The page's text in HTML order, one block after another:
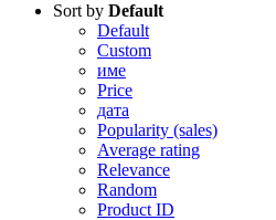
Sort by Default
Default
Custom
име
Price
дата
Popularity (sales)
Average rating
Relevance
Random
Product ID